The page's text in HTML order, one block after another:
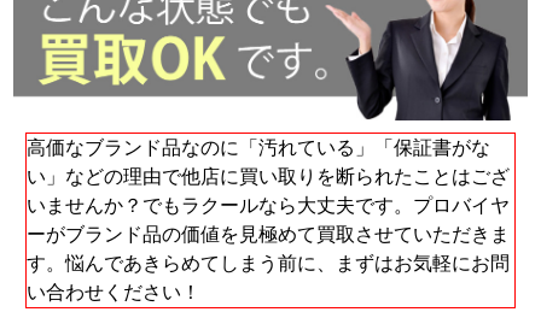
高価なブランド品なのに「汚れている」「保証書がな
い」などの理由で他店に買い取りを断られたことはござ
いませんか？でもラクールなら大丈夫です。プロバイヤ
ーがブランド品の価値を見極めて買取させていただきま
す。悩んであきらめてしまう前に、まずはお気軽にお問
い合わせください！